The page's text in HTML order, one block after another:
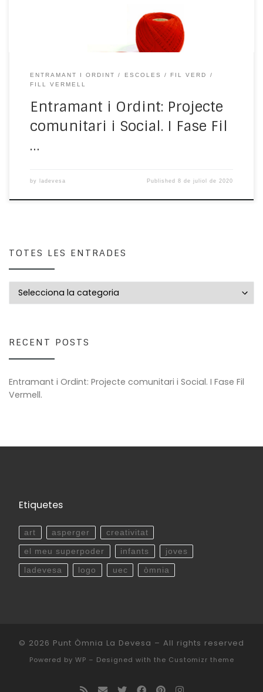
ENTRAMANT I ORDINT ESCOLES
FIL VERD
FILL VERMELL
Entramant i Ordint: Projecte
comunitari i Social. I Fase Fil
…
by ladevesa Published8 de juliol de 2020
TOTES LES ENTRADES
RECENT POSTS
Entramant i Ordint: Projecte comunitari i Social. I Fase Fil
Vermell.
Etiquetes
art asperger creativitat
el meu superpoder infants joves
ladevesa logo uec òmnia
© 2026 Punt Òmnia La Devesa – All rights reserved
Powered by WP – Designed with the Customizr theme